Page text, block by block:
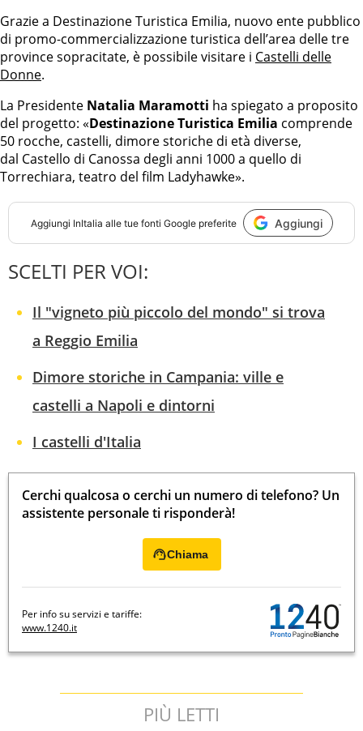
Grazie a Destinazione Turistica Emilia, nuovo ente pubblico
di promo-commercializzazione turistica dell’area delle tre
province sopracitate, è possibile visitare i Castelli delle
Donne.
La Presidente Natalia Maramotti ha spiegato a proposito
del progetto: «Destinazione Turistica Emilia comprende
50 rocche, castelli, dimore storiche di età diverse,
dal Castello di Canossa degli anni 1000 a quello di
Torrechiara, teatro del film Ladyhawke».
Aggiungi InItalia alle tue fonti Google preferite Aggiungi
SCELTI PER VOI:
Il "vigneto più piccolo del mondo" si trova
a Reggio Emilia
Dimore storiche in Campania: ville e
castelli a Napoli e dintorni
I castelli d'Italia
Cerchi qualcosa o cerchi un numero di telefono? Un
assistente personale ti risponderà!
Chiama
Per info su servizi e tariffe:
www.1240.it
PIÙ LETTI